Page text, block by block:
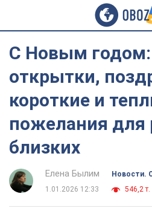
С Новым годом:
открытки,
короткие и
пожелания для
близких
Елена Былим
Новости.
1.01.2026 12:33
546,2 т.